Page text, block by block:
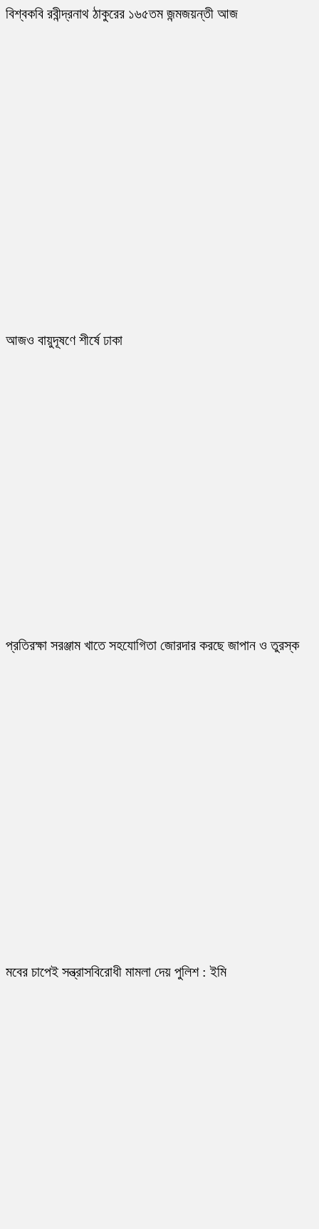
বিশ্বকবি রবীন্দ্রনাথ ঠাকুরের ১৬৫তম জন্মজয়ন্তী আজ
আজও বায়ুদূষণে শীর্ষে ঢাকা
প্রতিরক্ষা সরঞ্জাম খাতে সহযোগিতা জোরদার করছে জাপান ও তুরস্ক
মবের চাপেই সন্ত্রাসবিরোধী মামলা দেয় পুলিশ : ইমি